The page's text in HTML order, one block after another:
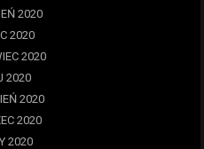
2020
2020
2020
2020
2020
2020
2020